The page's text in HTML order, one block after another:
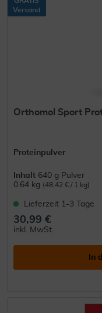
Versand
Orthomol Sport
Proteinpulver
Inhalt 640 g Pulver
0.64 kg (48,42 € / 1 kg)
Lieferzeit 1-3 Tage
30,99 €
inkl. MwSt.
In